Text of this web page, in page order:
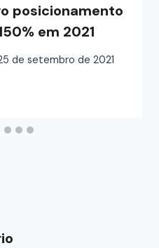
posicionamento
em 2021
de setembro de 2021